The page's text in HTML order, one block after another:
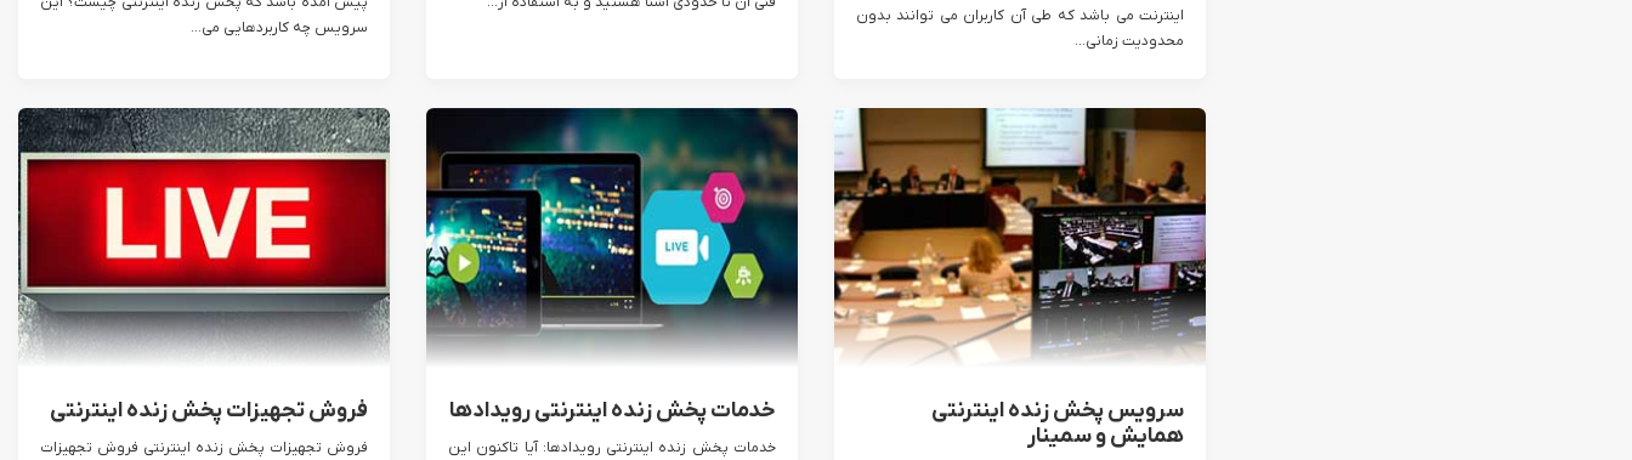
اینترنت می باشد که طی آن کاربران می توانند بدون
محدودیت زمانی...
سرویس چه کاربردهایی می...
سرویس پخش زنده اینترنتی
همایش و سمینار
خدمات پخش زنده اینترنتی رویدادها
خدمات پخش زنده اینترنتی رویدادها: آیا تاکنون این
فروش تجهیزات پخش زنده اینترنتی
فروش تجهیزات پخش زنده اینترنتی فروش تجهیزات